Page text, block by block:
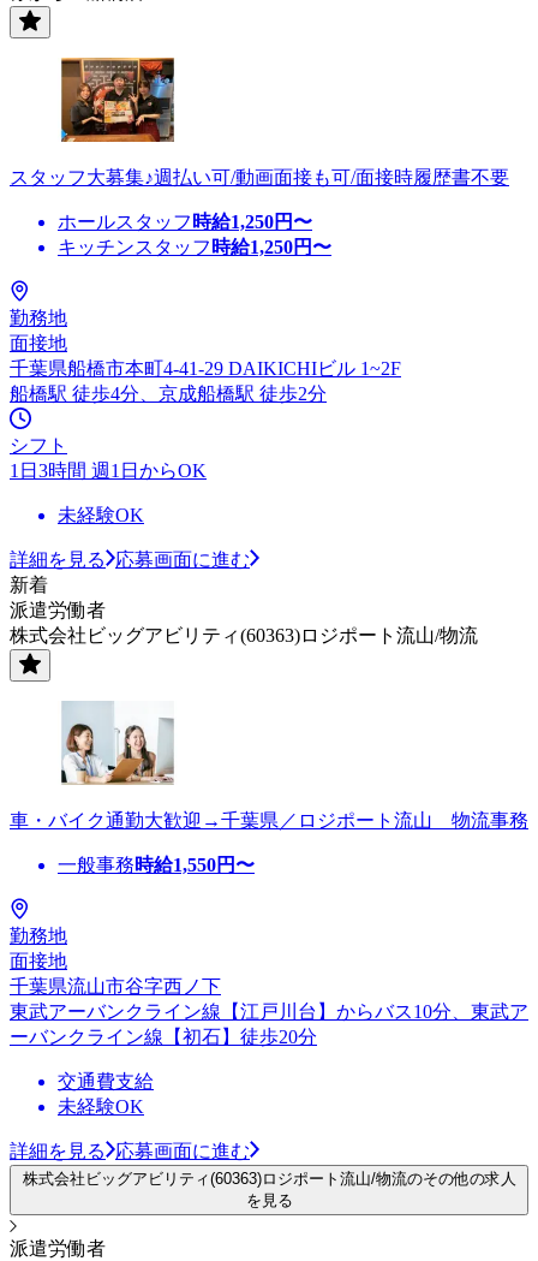
スタッフ大募集♪週払い可/動画面接も可/面接時履歴書不要
ホールスタッフ 時給1,250円〜
キッチンスタッフ 時給1,250円〜
勤務地
面接地
千葉県船橋市本町4-41-29 DAIKICHIビル 1~2F
船橋駅 徒歩4分、京成船橋駅 徒歩2分
シフト
1日3時間 週1日からOK
未経験OK
詳細を見る
応募画面に進む
新着
派遣労働者
株式会社ビッグアビリティ(60363)ロジポート流山/物流
車・バイク通勤大歓迎→千葉県／ロジポート流山 物流事務
一般事務時給1,550円〜
勤務地
面接地
千葉県流山市谷字西ノ下
東武アーバンクライン線【江戸川台】からバス10分、東武ア
ーバンクライン線【初石】徒歩20分
交通費支給
未経験OK
詳細を見る 応募画面に進む
株式会社ビッグアビリティ(60363)ロジポート流山/物流のその他の求人
を見る
派遣労働者